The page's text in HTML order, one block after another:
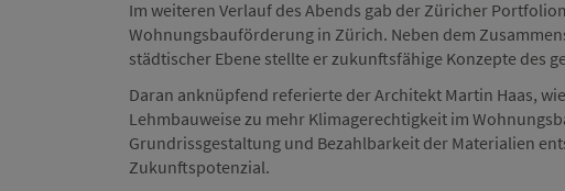
Im weiteren Verlauf des Abends gab der Züricher
Wohnungsbauförderung in Zürich. Neben dem
städtischer Ebene stellte er zukunftsfähige Konzepte des
Daran anknüpfend referierte der Architekt Martin Haas,
Lehmbauweise zu mehr Klimagerechtigkeit im
Grundrissgestaltung und Bezahlbarkeit der Materialien
Zukunftspotenzial.